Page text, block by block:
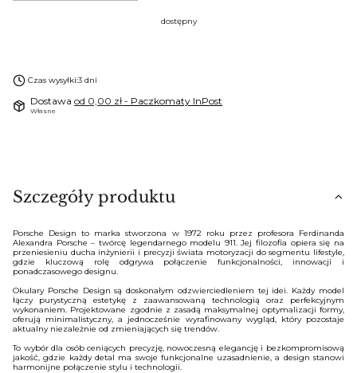
dostępny
Czas wysyłki:3 dni
Dostawa od 0,00 zł - Paczkomaty InPost
Własne
Szczegóły produktu
Porsche Design to marka stworzona w 1972 roku przez profesora Ferdinanda
Alexandra Porsche – twórcę legendarnego modelu 911. Jej filozofia opiera się na
przeniesieniu ducha inżynierii i precyzji świata motoryzacji do segmentu lifestyle,
gdzie kluczową rolę odgrywa połączenie funkcjonalności, innowacji i
ponadczasowego designu.
Okulary Porsche Design są doskonałym odzwierciedleniem tej idei. Każdy model
łączy purystyczną estetykę z zaawansowaną technologią oraz perfekcyjnym
wykonaniem. Projektowane zgodnie z zasadą maksymalnej optymalizacji formy,
oferują minimalistyczny, a jednocześnie wyrafinowany wygląd, który pozostaje
aktualny niezależnie od zmieniających się trendów.
To wybór dla osób ceniących precyzję, nowoczesną elegancję i bezkompromisową
jakość, gdzie każdy detal ma swoje funkcjonalne uzasadnienie, a design stanowi
harmonijne połączenie stylu i technologii.